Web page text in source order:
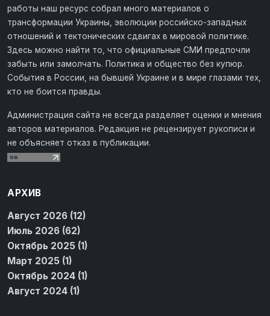
работы наш ресурс собрал много материалов о
трансформации Украины, эволюции российско-западных
отношений и тектонических сдвигах в мировой политике.
Здесь можно найти то, что официальные СМИ предпочли
забыть или замолчать. Политика и общество без купюр.
События в России, на бывшей Украине и в мире глазами тех,
кто не боится правды.
Администрация сайта не всегда разделяет оценки и мнения
авторов материалов. Редакция не рецензирует рукописи и
не объясняет отказ в публикации.
АРХИВ
Август 2026 (12)
Июль 2026 (62)
Октябрь 2025 (1)
Март 2025 (1)
Октябрь 2024 (1)
Август 2024 (1)